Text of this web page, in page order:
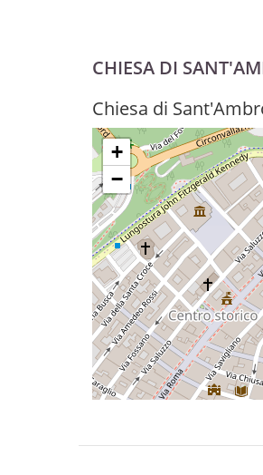
CHIESA DI
Chiesa di
+
−